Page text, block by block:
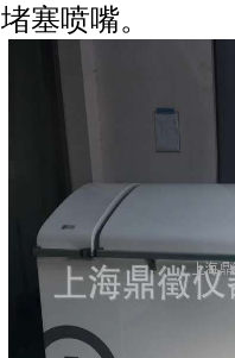
堵塞喷嘴。